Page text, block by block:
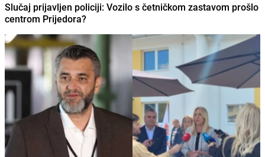
Slučaj prijavljen policiji: Vozilo s četničkom zastavom prošlo
centrom Prijedora?